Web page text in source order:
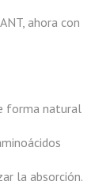
ahora con
forma natural
la absorción.